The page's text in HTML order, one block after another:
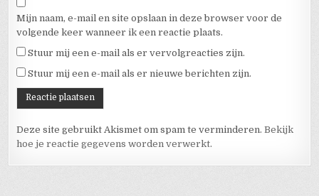
Mijn naam, e-mail en site opslaan in deze browser voor de
volgende keer wanneer ik een reactie plaats.
Stuur mij een e-mail als er vervolgreacties zijn.
Stuur mij een e-mail als er nieuwe berichten zijn.
Deze site gebruikt Akismet om spam te verminderen.Bekijk
hoe je reactie gegevens worden verwerkt.